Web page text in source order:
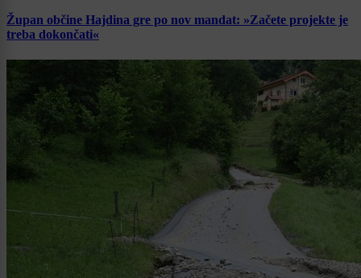
Župan občine Hajdina gre po nov mandat: »Začete projekte je
treba dokončati«